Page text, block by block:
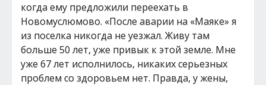
когда ему предложили переехать в
Новомуслюмово. «После аварии на «Маяке» я
из поселка никогда не уезжал. Живу там
больше 50 лет, уже привык к этой земле. Мне
уже 67 лет исполнилось, никаких серьезных
проблем со здоровьем нет. Правда, у жены,